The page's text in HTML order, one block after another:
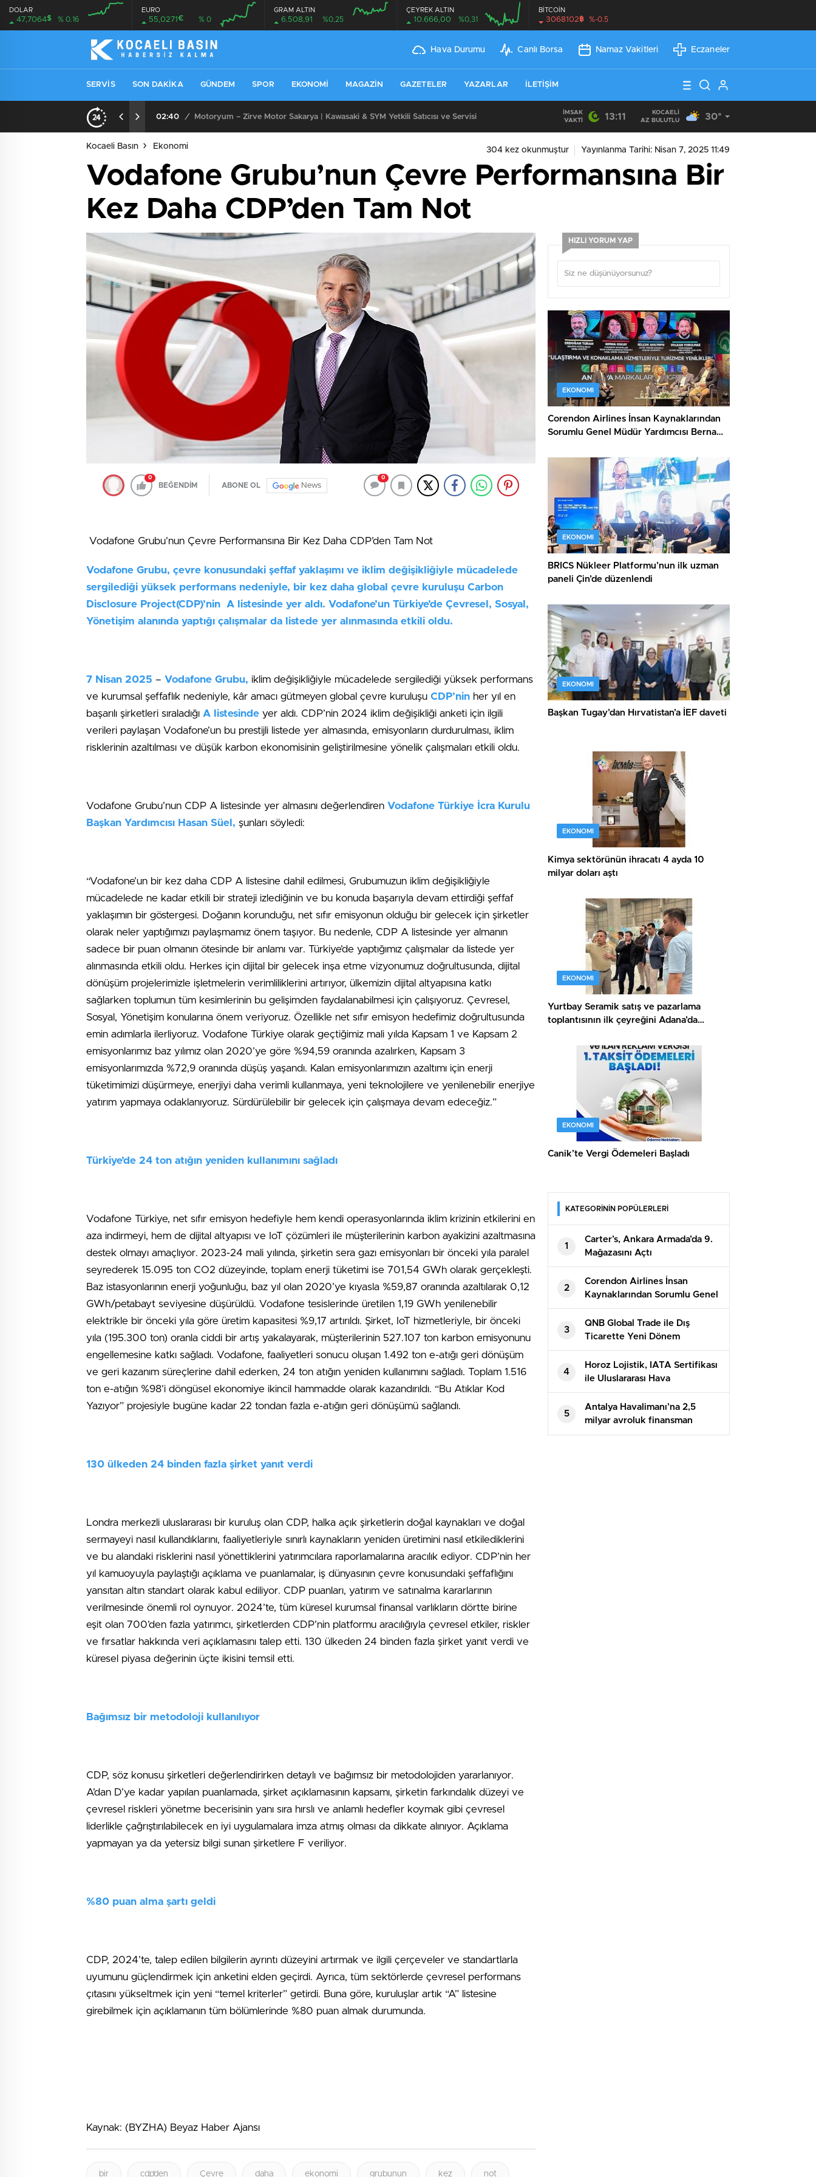
DOLAR
47,7064$ % 0.16
EURO
55,0271€ % 0
GRAM ALTIN
6.508,91 %0,25
ÇEYREK ALTIN
10.666,00 %0,31
BİTCOİN
3068102฿ %-0.5
Hava Durumu Canlı Borsa Namaz Vakitleri Eczaneler
SERVIS SON DAKIKA GÜNDEM SPOR EKONOMI MAGAZIN GAZETELER YAZARLAR İLETIŞIM
02:40 / Motoryum – Zirve Motor Sakarya | Kawasaki & SYM Yetkili Satıcısı ve Servisi 13:53 / SEO Uyumlu Web Siteleri Uzun Vadede Ne Kazandırır?
İMSAK
VAKTI
13:11
KOCAELI
AZ BULUTLU
30°
Kocaeli Basın Ekonomi 304 kez okunmuştur Yayınlanma Tarihi: Nisan 7, 2025 11:49
Vodafone Grubu’nun Çevre Performansına Bir
Kez Daha CDP’den Tam Not
0
BEĞENDİM ABONE OL News
0
Vodafone Grubu’nun Çevre Performansına Bir Kez Daha CDP’den Tam Not
Vodafone Grubu, çevre konusundaki şeffaf yaklaşımı ve iklim değişikliğiyle mücadelede
sergilediği yüksek performans nedeniyle, bir kez daha global çevre kuruluşu Carbon
Disclosure Project(CDP)’nin A listesinde yer aldı. Vodafone’un Türkiye’de Çevresel, Sosyal,
Yönetişim alanında yaptığı çalışmalar da listede yer alınmasında etkili oldu.
7 Nisan 2025 – Vodafone Grubu, iklim değişikliğiyle mücadelede sergilediği yüksek performans
ve kurumsal şeffaflık nedeniyle, kâr amacı gütmeyen global çevre kuruluşu CDP’nin her yıl en
başarılı şirketleri sıraladığı A listesinde yer aldı. CDP’nin 2024 iklim değişikliği anketi için ilgili
verileri paylaşan Vodafone’un bu prestijli listede yer almasında, emisyonların durdurulması, iklim
risklerinin azaltılması ve düşük karbon ekonomisinin geliştirilmesine yönelik çalışmaları etkili oldu.
Vodafone Grubu’nun CDP A listesinde yer almasını değerlendiren Vodafone Türkiye İcra Kurulu
Başkan Yardımcısı Hasan Süel, şunları söyledi:
“Vodafone’un bir kez daha CDP A listesine dahil edilmesi, Grubumuzun iklim değişikliğiyle
mücadelede ne kadar etkili bir strateji izlediğinin ve bu konuda başarıyla devam ettirdiği şeffaf
yaklaşımın bir göstergesi. Doğanın korunduğu, net sıfır emisyonun olduğu bir gelecek için şirketler
olarak neler yaptığımızı paylaşmamız önem taşıyor. Bu nedenle, CDP A listesinde yer almanın
sadece bir puan olmanın ötesinde bir anlamı var. Türkiye’de yaptığımız çalışmalar da listede yer
alınmasında etkili oldu. Herkes için dijital bir gelecek inşa etme vizyonumuz doğrultusunda, dijital
dönüşüm projelerimizle işletmelerin verimliliklerini artırıyor, ülkemizin dijital altyapısına katkı
sağlarken toplumun tüm kesimlerinin bu gelişimden faydalanabilmesi için çalışıyoruz. Çevresel,
Sosyal, Yönetişim konularına önem veriyoruz. Özellikle net sıfır emisyon hedefimiz doğrultusunda
emin adımlarla ilerliyoruz. Vodafone Türkiye olarak geçtiğimiz mali yılda Kapsam 1 ve Kapsam 2
emisyonlarımız baz yılımız olan 2020’ye göre %94,59 oranında azalırken, Kapsam 3
emisyonlarımızda %72,9 oranında düşüş yaşandı. Kalan emisyonlarımızın azaltımı için enerji
tüketimimizi düşürmeye, enerjiyi daha verimli kullanmaya, yeni teknolojilere ve yenilenebilir enerjiye
yatırım yapmaya odaklanıyoruz. Sürdürülebilir bir gelecek için çalışmaya devam edeceğiz.”
Türkiye’de 24 ton atığın yeniden kullanımını sağladı
Vodafone Türkiye, net sıfır emisyon hedefiyle hem kendi operasyonlarında iklim krizinin etkilerini en
aza indirmeyi, hem de dijital altyapısı ve IoT çözümleri ile müşterilerinin karbon ayakizini azaltmasına
destek olmayı amaçlıyor. 2023-24 mali yılında, şirketin sera gazı emisyonları bir önceki yıla paralel
seyrederek 15.095 ton CO2 düzeyinde, toplam enerji tüketimi ise 701,54 GWh olarak gerçekleşti.
Baz istasyonlarının enerji yoğunluğu, baz yıl olan 2020’ye kıyasla %59,87 oranında azaltılarak 0,12
GWh/petabayt seviyesine düşürüldü. Vodafone tesislerinde üretilen 1,19 GWh yenilenebilir
elektrikle bir önceki yıla göre üretim kapasitesi %9,17 artırıldı. Şirket, IoT hizmetleriyle, bir önceki
yıla (195.300 ton) oranla ciddi bir artış yakalayarak, müşterilerinin 527.107 ton karbon emisyonunu
engellemesine katkı sağladı. Vodafone, faaliyetleri sonucu oluşan 1.492 ton e-atığı geri dönüşüm
ve geri kazanım süreçlerine dahil ederken, 24 ton atığın yeniden kullanımını sağladı. Toplam 1.516
ton e-atığın %98’i döngüsel ekonomiye ikincil hammadde olarak kazandırıldı. “Bu Atıklar Kod
Yazıyor” projesiyle bugüne kadar 22 tondan fazla e-atığın geri dönüşümü sağlandı.
130 ülkeden 24 binden fazla şirket yanıt verdi
Londra merkezli uluslararası bir kuruluş olan CDP, halka açık şirketlerin doğal kaynakları ve doğal
sermayeyi nasıl kullandıklarını, faaliyetleriyle sınırlı kaynakların yeniden üretimini nasıl etkilediklerini
ve bu alandaki risklerini nasıl yönettiklerini yatırımcılara raporlamalarına aracılık ediyor. CDP’nin her
yıl kamuoyuyla paylaştığı açıklama ve puanlamalar, iş dünyasının çevre konusundaki şeffaflığını
yansıtan altın standart olarak kabul ediliyor. CDP puanları, yatırım ve satınalma kararlarının
verilmesinde önemli rol oynuyor. 2024’te, tüm küresel kurumsal finansal varlıkların dörtte birine
eşit olan 700’den fazla yatırımcı, şirketlerden CDP’nin platformu aracılığıyla çevresel etkiler, riskler
ve fırsatlar hakkında veri açıklamasını talep etti. 130 ülkeden 24 binden fazla şirket yanıt verdi ve
küresel piyasa değerinin üçte ikisini temsil etti.
Bağımsız bir metodoloji kullanılıyor
CDP, söz konusu şirketleri değerlendirirken detaylı ve bağımsız bir metodolojiden yararlanıyor.
A’dan D’ye kadar yapılan puanlamada, şirket açıklamasının kapsamı, şirketin farkındalık düzeyi ve
çevresel riskleri yönetme becerisinin yanı sıra hırslı ve anlamlı hedefler koymak gibi çevresel
liderlikle çağrıştırılabilecek en iyi uygulamalara imza atmış olması da dikkate alınıyor. Açıklama
yapmayan ya da yetersiz bilgi sunan şirketlere F veriliyor.
%80 puan alma şartı geldi
CDP, 2024’te, talep edilen bilgilerin ayrıntı düzeyini artırmak ve ilgili çerçeveler ve standartlarla
uyumunu güçlendirmek için anketini elden geçirdi. Ayrıca, tüm sektörlerde çevresel performans
çıtasını yükseltmek için yeni “temel kriterler” getirdi. Buna göre, kuruluşlar artık “A” listesine
girebilmek için açıklamanın tüm bölümlerinde %80 puan almak durumunda.
Kaynak: (BYZHA) Beyaz Haber Ajansı
bir cdp’den Çevre daha ekonomi grubunun kez not
HIZLI YORUM YAP
EKONOMI
Corendon Airlines İnsan Kaynaklarından
Sorumlu Genel Müdür Yardımcısı Berna
turizmin geleceğine yapılan yatırımdır”
EKONOMI
BRICS Nükleer Platformu’nun ilk uzman
paneli Çin’de düzenlendi
EKONOMI
Başkan Tugay’dan Hırvatistan’a İEF daveti
EKONOMI
Kimya sektörünün ihracatı 4 ayda 10
milyar doları aştı
EKONOMI
Yurtbay Seramik satış ve pazarlama
toplantısının ilk çeyreğini Adana’da
EKONOMI
Canik’te Vergi Ödemeleri Başladı
KATEGORİNİN POPÜLERLERİ
1
Carter’s, Ankara Armada’da 9.
Mağazasını Açtı
2
Corendon Airlines İnsan
Kaynaklarından Sorumlu Genel
Müdür Yardımcısı Berna Oskay:
“Z kuşağına yapılan yatırım,
turizmin geleceğine yapılan
yatırımdır”
3
QNB Global Trade ile Dış
Ticarette Yeni Dönem
4
Horoz Lojistik, IATA Sertifikası
ile Uluslararası Hava
Taşımacılığında Gücünü
Artırıyor
5
Antalya Havalimanı’na 2,5
milyar avroluk finansman
paketi